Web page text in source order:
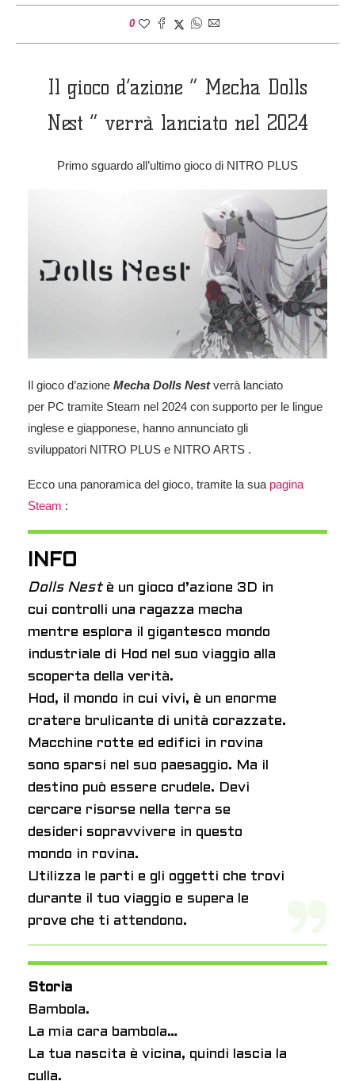
0
Il gioco d’azione ” Mecha Dolls
Nest ” verrà lanciato nel 2024
Primo sguardo all’ultimo gioco di NITRO PLUS
Il gioco d’azione Mecha Dolls Nest verrà lanciato
per PC tramite Steam nel 2024 con supporto per le lingue
inglese e giapponese, hanno annunciato gli
sviluppatori NITRO PLUS e NITRO ARTS .
Ecco una panoramica del gioco, tramite la sua pagina
Steam :
INFO
Dolls Nestè un gioco d’azione 3D in
cui controlli una ragazza mecha
mentre esplora il gigantesco mondo
industriale di Hod nel suo viaggio alla
scoperta della verità.
Hod, il mondo in cui vivi, è un enorme
cratere brulicante di unità corazzate.
Macchine rotte ed edifici in rovina
sono sparsi nel suo paesaggio. Ma il
destino può essere crudele. Devi
cercare risorse nella terra se
desideri sopravvivere in questo
mondo in rovina.
Utilizza le parti e gli oggetti che trovi
durante il tuo viaggio e supera le
prove che ti attendono.
Storia
Bambola.
La mia cara bambola…
La tua nascita è vicina, quindi lascia la
culla.